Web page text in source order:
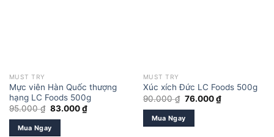
MUST TRY
Mực viên Hàn Quốc thượng
hạng LC Foods 500g
95.000₫ Giá
95.000 ₫.
83.000₫Giá
hiện
Mua Ngay
MUST TRY
Xúc xích Đức LC Foods 500g
90.000₫ Giá
90.000 ₫.
76.000₫Giá
hiện
Mua Ngay